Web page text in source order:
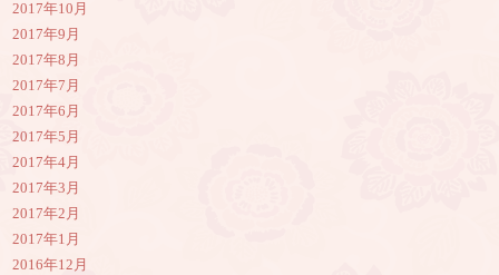
2017年10月
2017年9月
2017年8月
2017年7月
2017年6月
2017年5月
2017年4月
2017年3月
2017年2月
2017年1月
2016年12月